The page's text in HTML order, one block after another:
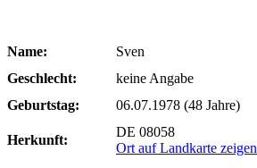
Name:
Sven
Geschlecht:
keine Angabe
Geburtstag:
06.07.1978 (48 Jahre)
Herkunft:
DE 08058
Ort auf Landkarte zeigen